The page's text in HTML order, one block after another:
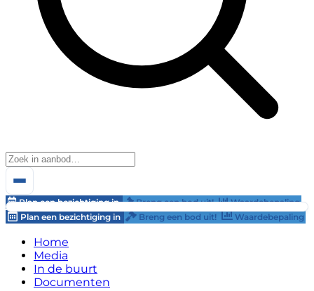
Plan een bezichtiging in Breng een bod uit!
Waardebepaling
Plan een bezichtiging in
Breng een bod uit! Waardebepaling
Home
Media
In de buurt
Documenten